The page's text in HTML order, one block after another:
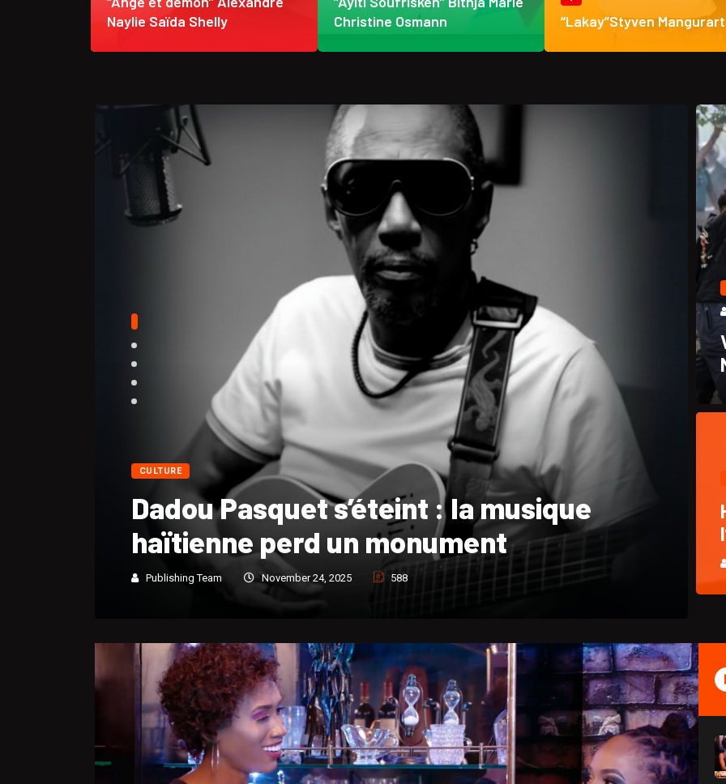
Naylie Saïda Shelly
Christine Osmann
“Lakay”Styven Mangurart
CULTURE
Portrait biographique et hommage à
André « Dadou » Pasquet
Publishing Team November 24, 2025 762